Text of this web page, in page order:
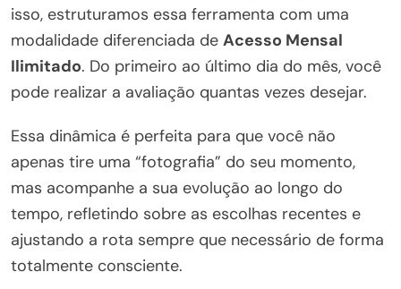
isso, estruturamos essa ferramenta com uma
modalidade diferenciada de Acesso Mensal
Ilimitado. Do primeiro ao último dia do mês, você
pode realizar a avaliação quantas vezes desejar.
Essa dinâmica é perfeita para que você não
apenas tire uma “fotografia” do seu momento,
mas acompanhe a sua evolução ao longo do
tempo, refletindo sobre as escolhas recentes e
ajustando a rota sempre que necessário de forma
totalmente consciente.